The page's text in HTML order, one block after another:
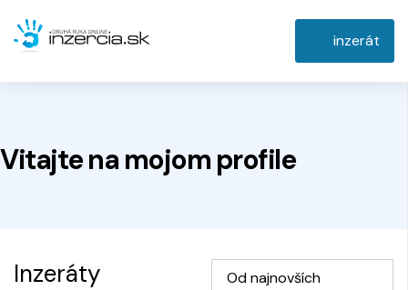
inzerát
Vitajte na mojom profile
Inzeráty Od najnovších